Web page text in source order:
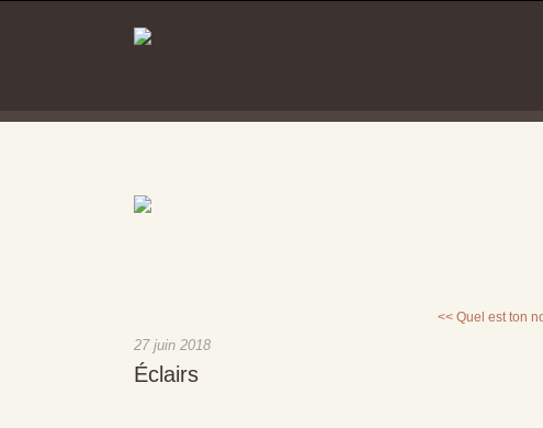
<< Quel est ton
27 juin 2018
Éclairs